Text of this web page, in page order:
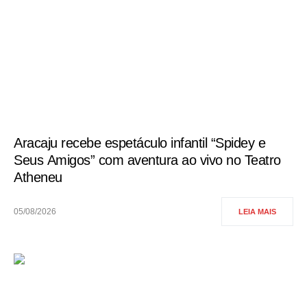
Aracaju recebe espetáculo infantil “Spidey e
Seus Amigos” com aventura ao vivo no Teatro
Atheneu
05/08/2026 LEIA MAIS